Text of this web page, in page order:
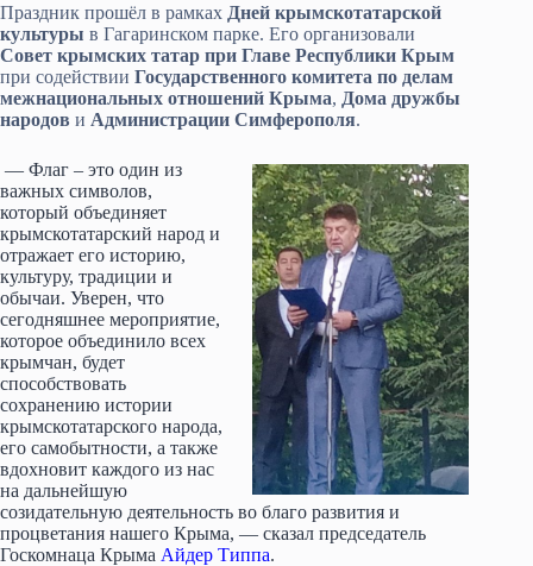
Праздник прошёл в рамках Дней крымскотатарской
культуры в Гагаринском парке. Его организовали
Совет крымских татар при Главе Республики Крым
при содействии Государственного комитета по делам
межнациональных отношений Крыма, Дома дружбы
народов и Администрации Симферополя.
— Флаг – это один из
важных символов,
который объединяет
крымскотатарский народ и
отражает его историю,
культуру, традиции и
обычаи. Уверен, что
сегодняшнее мероприятие,
которое объединило всех
крымчан, будет
способствовать
сохранению истории
крымскотатарского народа,
его самобытности, а также
вдохновит каждого из нас
на дальнейшую
созидательную деятельность во благо развития и
процветания нашего Крыма, — сказал председатель
Госкомнаца Крыма Айдер Типпа.